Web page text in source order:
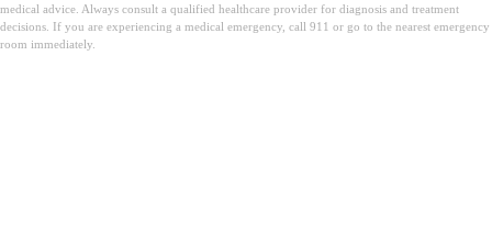
medical advice. Always consult a qualified healthcare provider for diagnosis and treatment
decisions. If you are experiencing a medical emergency, call 911 or go to the nearest emergency
room immediately.